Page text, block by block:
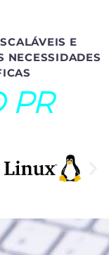
E
NECESSIDADES
PR